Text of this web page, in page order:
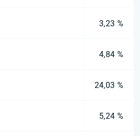
3,23 %
4,84 %
24,03 %
5,24 %